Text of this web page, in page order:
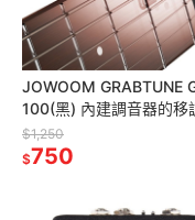
JOWOOM GRABTUNE
100(黑) 內建調音器的移
$1,250
$750